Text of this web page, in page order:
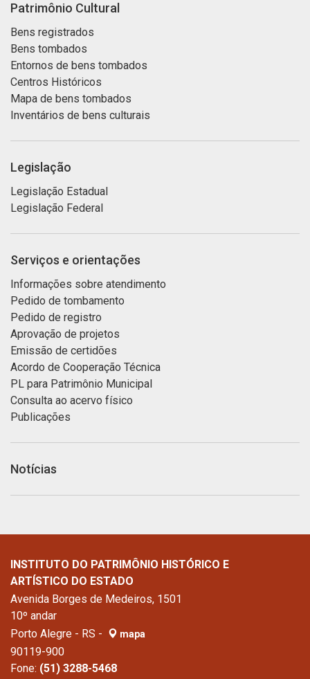
Patrimônio Cultural
Bens registrados
Bens tombados
Entornos de bens tombados
Centros Históricos
Mapa de bens tombados
Inventários de bens culturais
Legislação
Legislação Estadual
Legislação Federal
Serviços e orientações
Informações sobre atendimento
Pedido de tombamento
Pedido de registro
Aprovação de projetos
Emissão de certidões
Acordo de Cooperação Técnica
PL para Patrimônio Municipal
Consulta ao acervo físico
Publicações
Notícias
INSTITUTO DO PATRIMÔNIO HISTÓRICO E
ARTÍSTICO DO ESTADO
Avenida Borges de Medeiros, 1501
10º andar
Porto Alegre - RS -
mapa
90119-900
Fone: (51) 3288-5468